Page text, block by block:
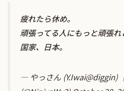
疲れたら休め。
頑張ってる人にもっと頑張
国家、日本。
— やっさん (Y.Iwai@diggin)